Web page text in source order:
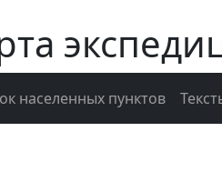
населенных пунктов